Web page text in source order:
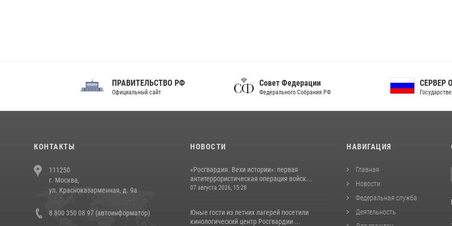
ПРАВИТЕЛЬСТВО РФ
Официальный сайт
Совет Федерации
Федерального Собрания РФ
СЕРВЕР ОРГАНОВ
Государственной власти РФ
КОНТАКТЫ
111250
г. Москва,
ул. Красноказарменная, д. 9а
8 800 350 08 97 (автоинформатор)
НОВОСТИ
«Росгвардия. Вехи истории»: первая
антитеррористическая операция войск...
07 августа 2026, 15:28
Юные гости из летних лагерей посетили
кинологический центр Росгвардии ...
НАВИГАЦИЯ
Главная
Новости
Федеральная служба
Деятельность